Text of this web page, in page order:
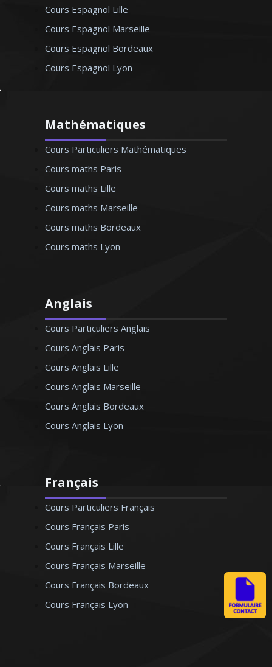
Cours Espagnol Lille
Cours Espagnol Marseille
Cours Espagnol Bordeaux
Cours Espagnol Lyon
Mathématiques
Cours Particuliers Mathématiques
Cours maths Paris
Cours maths Lille
Cours maths Marseille
Cours maths Bordeaux
Cours maths Lyon
Anglais
Cours Particuliers Anglais
Cours Anglais Paris
Cours Anglais Lille
Cours Anglais Marseille
Cours Anglais Bordeaux
Cours Anglais Lyon
Français
Cours Particuliers Français
Cours Français Paris
Cours Français Lille
Cours Français Marseille
Cours Français Bordeaux
Cours Français Lyon